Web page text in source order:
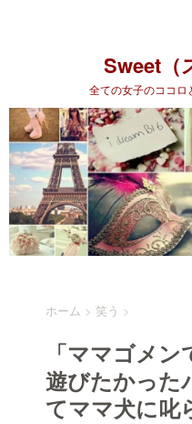
Sweet（
全ての女子のココロ
ホーム > 笑う >
「ママゴメ
遊びたかった
てママ犬に